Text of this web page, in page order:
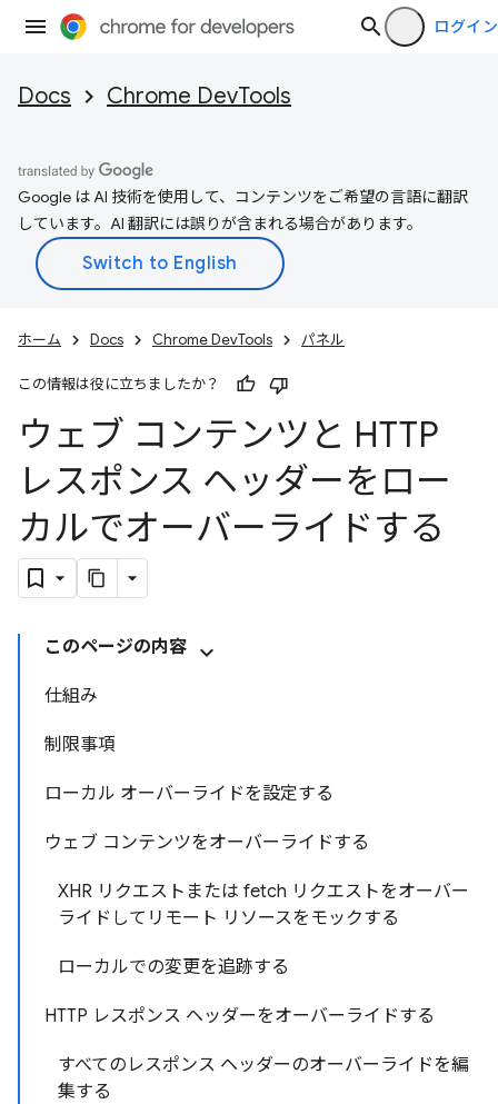
ログイン
Docs Chrome DevTools
Google は AI 技術を使用して、コンテンツをご希望の言語に翻訳
しています。AI 翻訳には誤りが含まれる場合があります。
ホーム Docs Chrome DevTools パネル
この情報は役に立ちましたか？
ウェブ コンテンツと HTTP
レスポンス ヘッダーをロー
カルでオーバーライドする
このページの内容
仕組み
制限事項
ローカル オーバーライドを設定する
ウェブ コンテンツをオーバーライドする
XHR リクエストまたは fetch リクエストをオーバー
ライドしてリモート リソースをモックする
ローカルでの変更を追跡する
HTTP レスポンス ヘッダーをオーバーライドする
すべてのレスポンス ヘッダーのオーバーライドを編
集する